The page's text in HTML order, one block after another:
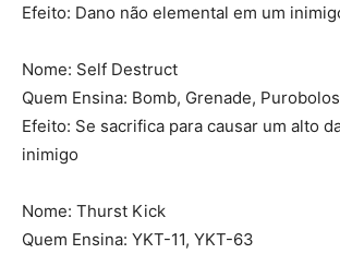
Efeito: Dano não elemental em um
Nome: Self Destruct
Quem Ensina: Bomb, Grenade, Purobolos
Efeito: Se sacrifica para causar um alto
inimigo
Nome: Thurst Kick
Quem Ensina: YKT-11, YKT-63